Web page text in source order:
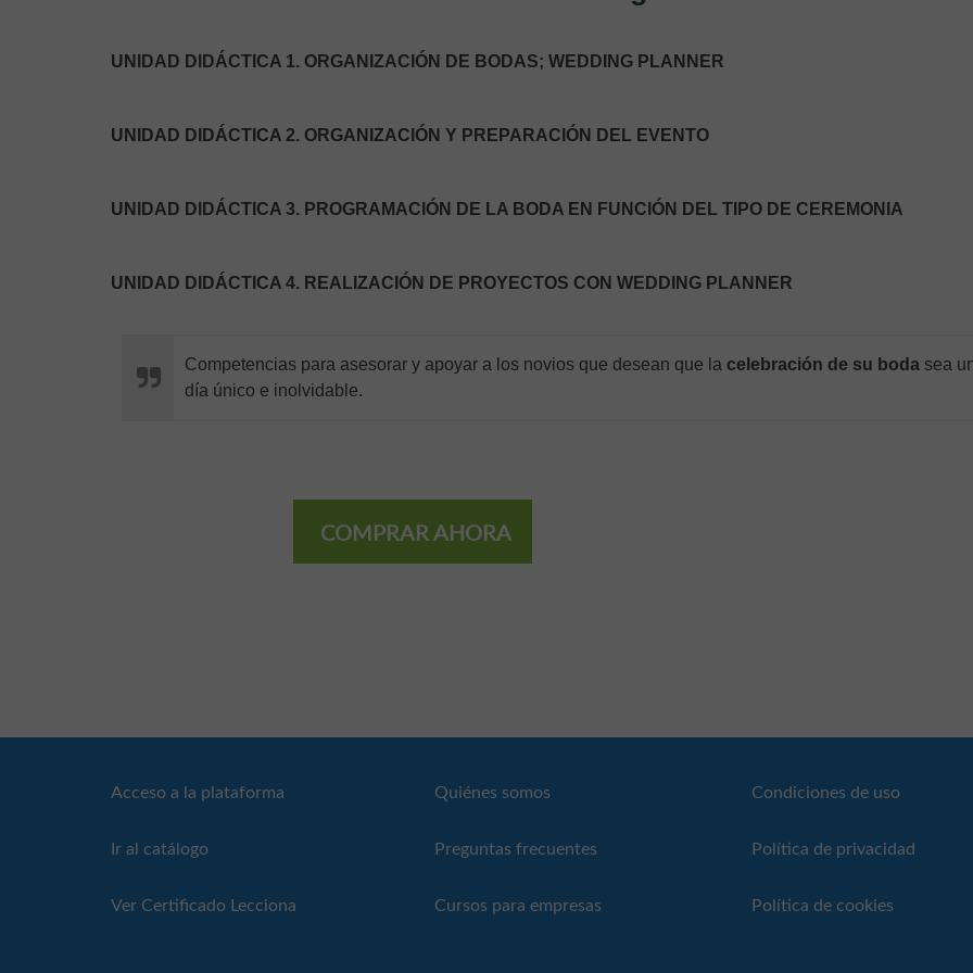
UNIDAD DIDÁCTICA 1. ORGANIZACIÓN DE BODAS; WEDDING PLANNER
UNIDAD DIDÁCTICA 2. ORGANIZACIÓN Y PREPARACIÓN DEL EVENTO
UNIDAD DIDÁCTICA 3. PROGRAMACIÓN DE LA BODA EN FUNCIÓN DEL TIPO DE CEREMONIA
UNIDAD DIDÁCTICA 4. REALIZACIÓN DE PROYECTOS CON WEDDING PLANNER
Competencias para asesorar y apoyar a los novios que desean que la celebración de su boda sea
día único e inolvidable.
COMPRAR AHORA
Acceso a la plataforma
Ir al catálogo
Ver Certificado Lecciona
Quiénes somos
Preguntas frecuentes
Cursos para empresas
Condiciones de uso
Política de privacidad
Política de cookies